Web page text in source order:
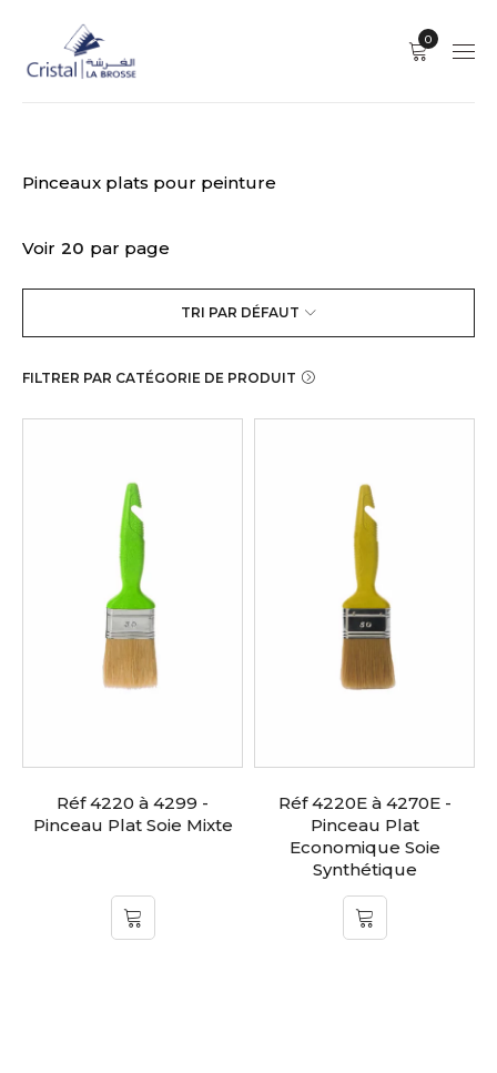
0
Pinceaux plats pour peinture
FILTRER PAR CATÉGORIE DE PRODUIT
TRI PAR DÉFAUT
Voir 20 par page
Réf 4220 à 4299 -
Pinceau Plat Soie Mixte
Réf 4220E à 4270E -
Pinceau Plat
Economique Soie
Synthétique